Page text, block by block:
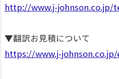
http://www.j-johnson.co.jp/
▼翻訳お見積について
https://www.j-